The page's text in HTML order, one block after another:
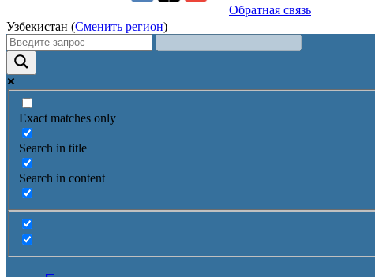
Обратная связь
Узбекистан (Сменить регион)
Exact matches only
Search in title
Search in content